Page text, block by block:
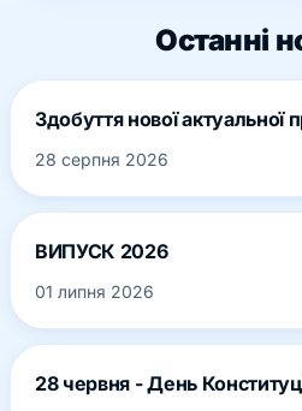
Останні
Здобуття нової актуальної
28 серпня 2026
ВИПУСК 2026
01 липня 2026
28 червня - День